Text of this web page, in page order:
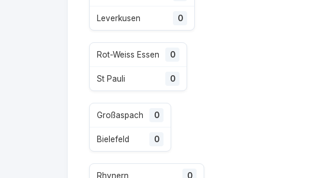
Leverkusen 0
Rot-Weiss Essen 0
St Pauli 0
Großaspach 0
Bielefeld 0
Rhynern 0